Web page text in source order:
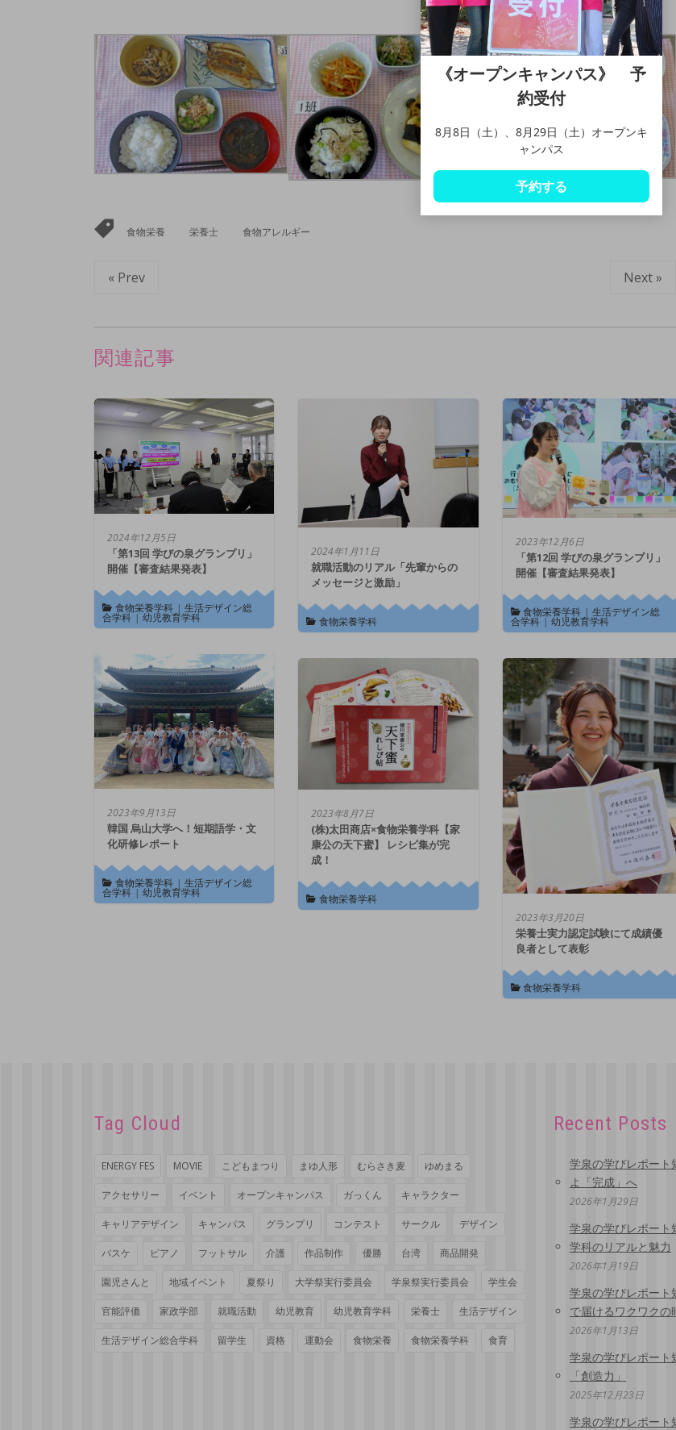
食物栄養 栄養士 食物アレルギー
« Prev Next »
関連記事
2024年12月5日
「第13回 学びの泉グランプリ」
開催【審査結果発表】
食物栄養学科| 生活デザイン総
合学科
幼児教育学科
2024年1月11日
就職活動のリアル「先輩からの
メッセージと激励」
食物栄養学科
2023年12月6日
「第12回 学びの泉グランプリ」
開催【審査結果発表】
食物栄養学科 |生活デザイン総
合学科| 幼児教育学科
2023年9月13日
韓国 烏山大学へ！短期語学・文
化研修レポート
食物栄養学科| 生活デザイン総
合学科 | 幼児教育学科
2023年8月7日
(株)太田商店×食物栄養学科【家
康公の天下蜜】 レシピ集が完
成！
食物栄養学科
2023年3月20日
栄養士実力認定試験にて成績優
良者として表彰
食物栄養学科
Tag Cloud
ENERGY FES MOVIE こどもまつり まゆ人形 むらさき麦 ゆめまる
アクセサリー イベント オープンキャンパス ガっくん キャラクター
キャリアデザイン キャンパス グランプリ コンテスト サークル デザイン
バスケ ピアノ フットサル 介護 作品制作 優勝 台湾 商品開発
園児さんと 地域イベント 夏祭り 大学祭実行委員会 学泉祭実行委員会 学生会
官能評価 家政学部 就職活動 幼児教育 幼児教育学科 栄養士 生活デザイン
生活デザイン総合学科 留学生 資格 運動会 食物栄養 食物栄養学科 食育
Recent Posts
学泉の学びレポー
よ「完成」へ
2026年1月29日
学泉の学びレポー
学科のリアルと魅力
2026年1月19日
学泉の学びレポート
で届けるワクワクの
2026年1月13日
学泉の学びレポート
「創造力」
2025年12月23日
学泉の学びレポー
《オープンキャンパス》 予
約受付
8月8日（土）、8月29日（土）オープンキ
ャンパス
予約する